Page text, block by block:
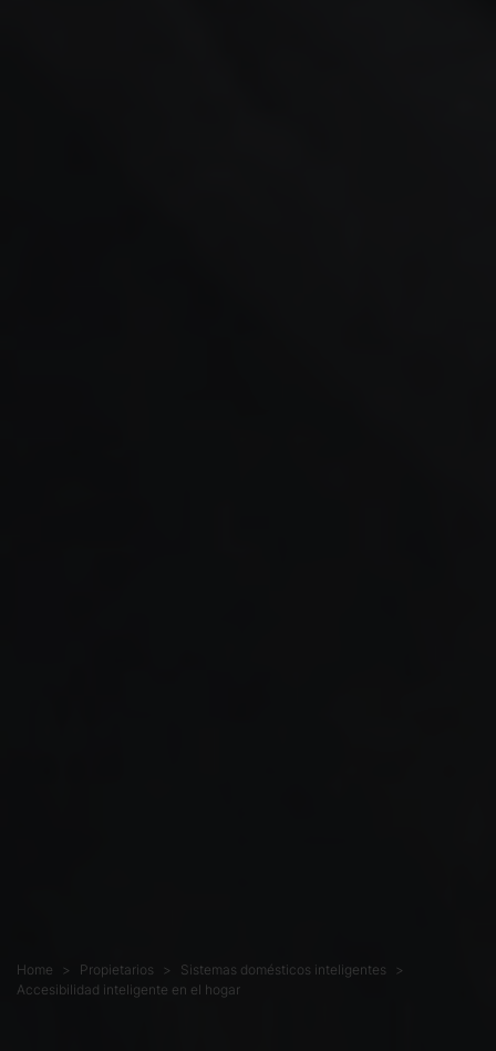
Home Propietarios
Sistemas domésticos inteligentes
Accesibilidad inteligente en el hogar